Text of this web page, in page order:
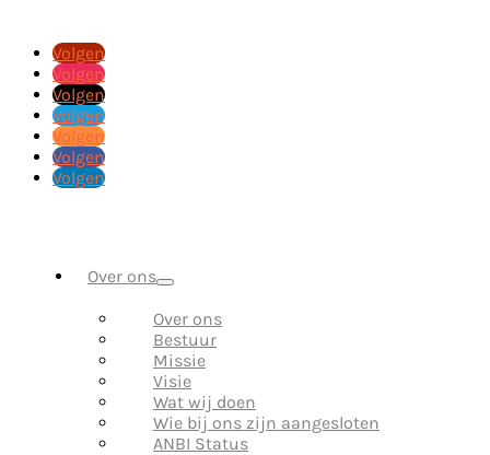
Volgen
Volgen
Volgen
Volgen
Volgen
Volgen
Volgen
Over ons
Over ons
Bestuur
Missie
Visie
Wat wij doen
Wie bij ons zijn aangesloten
ANBI Status